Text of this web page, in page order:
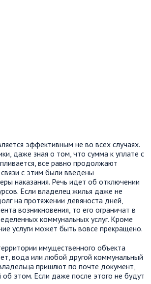
эффективным не во всех случаях.
даже зная о том, что сумма к уплате с
все равно продолжают
с этим были введены
наказания. Речь идет об отключении
Если владелец жилья даже не
на протяжении девяноста дней,
возникновения, то его ограничат в
коммунальных услуг. Кроме
услуги может быть вовсе прекращено.
имущественного объекта
вода или любой другой коммунальный
пришлют по почте документ,
этом. Если даже после этого не будут